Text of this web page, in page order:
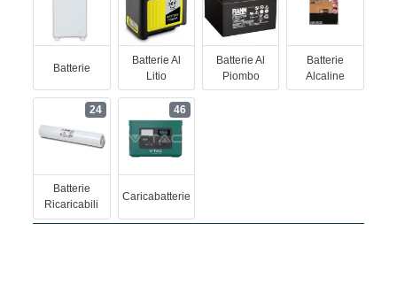
Batterie
Batterie Al
Litio
Batterie Al
Piombo
Batterie
Alcaline
Batterie
Ricaricabili
24
Caricabatterie
46